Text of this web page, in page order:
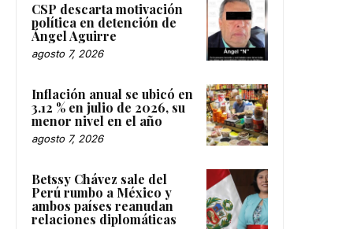
CSP descarta motivación
política en detención de
Ángel Aguirre
agosto 7, 2026
Inflación anual se ubicó en
3.12 % en julio de 2026, su
menor nivel en el año
agosto 7, 2026
Betssy Chávez sale del
Perú rumbo a México y
ambos países reanudan
relaciones diplomáticas